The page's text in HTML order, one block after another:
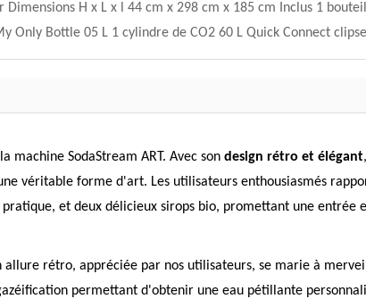
Dimensions H x L x l 44 cm x 298 cm x 185 cm Inclus 1
Only Bottle 05 L 1 cylindre de CO2 60 L Quick Connect
machine SodaStream ART. Avec son design rétro et élégant
véritable forme d'art. Les utilisateurs enthousiasmés
et deux délicieux sirops bio, promettant une entrée
rétro, appréciée par nos utilisateurs, se marie à
permettant d'obtenir une eau pétillante